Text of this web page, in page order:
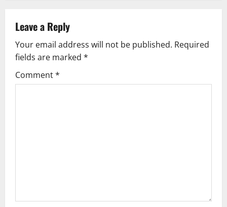
v
i
g
Leave a Reply
Your email address will not be published. Required
fields are marked *
Comment*